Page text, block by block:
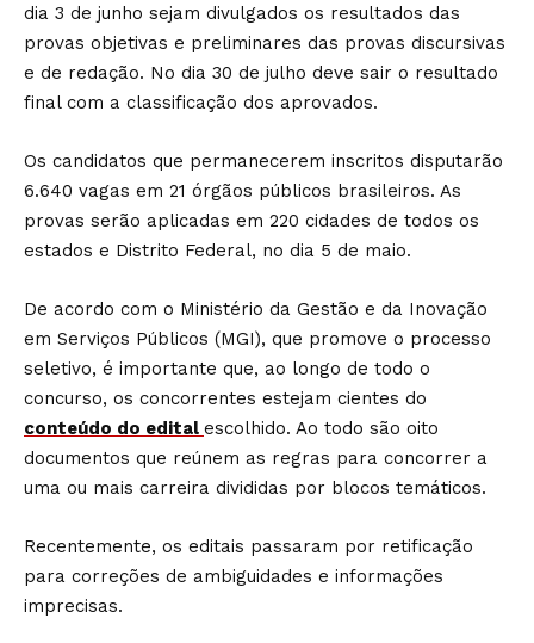
dia 3 de junho sejam divulgados os resultados das
provas objetivas e preliminares das provas discursivas
e de redação. No dia 30 de julho deve sair o resultado
final com a classificação dos aprovados.
Os candidatos que permanecerem inscritos disputarão
6.640 vagas em 21 órgãos públicos brasileiros. As
provas serão aplicadas em 220 cidades de todos os
estados e Distrito Federal, no dia 5 de maio.
De acordo com o Ministério da Gestão e da Inovação
em Serviços Públicos (MGI), que promove o processo
seletivo, é importante que, ao longo de todo o
concurso, os concorrentes estejam cientes do
conteúdo do edital escolhido. Ao todo são oito
documentos que reúnem as regras para concorrer a
uma ou mais carreira divididas por blocos temáticos.
Recentemente, os editais passaram por retificação
para correções de ambiguidades e informações
imprecisas.